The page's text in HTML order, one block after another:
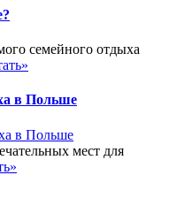
семейного отдыха
в Польше
мест для